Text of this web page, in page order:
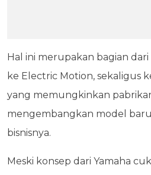
Hal ini merupakan bagian dari
ke Electric Motion, sekaligus
yang memungkinkan
mengembangkan model
bisnisnya.
Meski konsep dari Yamaha